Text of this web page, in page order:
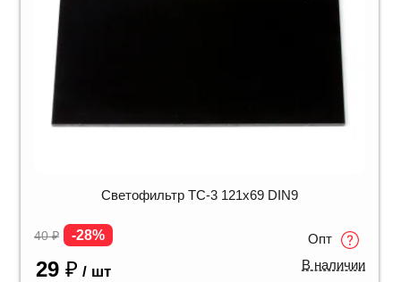
Светофильтр ТС-3 121х69 DIN9
40₽ -28%
29 ₽ / шт
Опт
В наличии